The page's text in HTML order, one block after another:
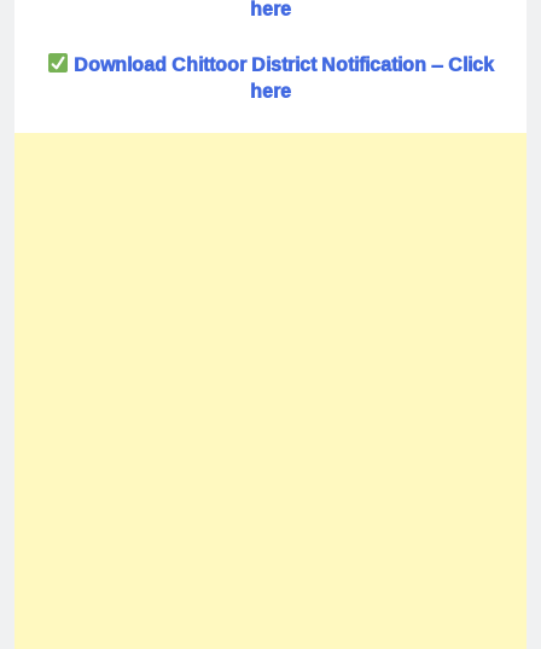
here
Download Chittoor District Notification – Click
here